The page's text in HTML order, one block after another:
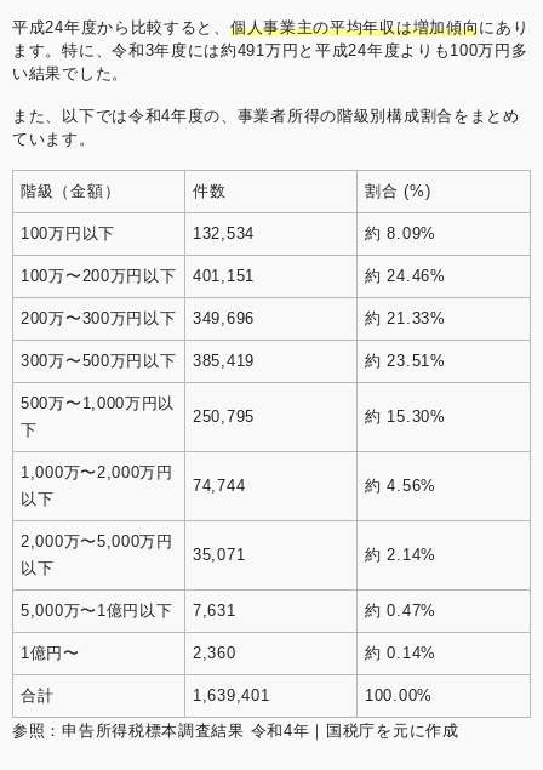
平成24年度から比較すると、 個人事業主の平均年収は増加傾向にあり
ます。特に、令和3年度には約491万円と平成24年度よりも100万円多
い結果でした。
また、以下では令和4年度の、事業者所得の階級別構成割合をまとめ
ています。
階級（金額） 件数 割合 (%)
100万円以下 132,534 約 8.09%
100万〜200万円以下 401,151 約 24.46%
200万〜300万円以下 349,696 約 21.33%
300万〜500万円以下 385,419 約 23.51%
500万〜1,000万円以
下
250,795 約 15.30%
1,000万〜2,000万円
以下
74,744 約 4.56%
2,000万〜5,000万円
以下
35,071 約 2.14%
5,000万〜1億円以下 7,631 約 0.47%
1億円〜 2,360 約 0.14%
合計 1,639,401
100.00%
参照：申告所得税標本調査結果 令和4年｜国税庁を元に作成